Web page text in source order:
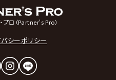
プロ（Partner's Pro）
シーポリシー